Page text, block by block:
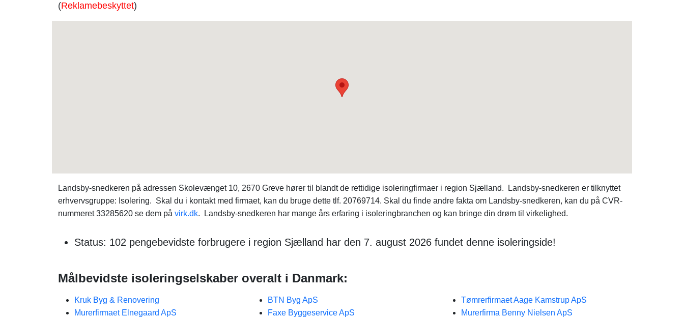
(Reklamebeskyttet)
Landsby-snedkeren på adressen Skolevænget 10, 2670 Greve hører til blandt de rettidige isoleringfirmaer i region Sjælland. Landsby-snedkeren er tilknyttet
erhvervsgruppe: Isolering. Skal du i kontakt med firmaet, kan du bruge dette tlf. 20769714. Skal du finde andre fakta om Landsby-snedkeren, kan du på CVR-
nummeret 33285620 se dem på virk.dk. Landsby-snedkeren har mange års erfaring i isoleringbranchen og kan bringe din drøm til virkelighed.
Status: 102 pengebevidste forbrugere i region Sjælland har den 7. august 2026 fundet denne isoleringside!
Målbevidste isoleringselskaber overalt i Danmark:
Kruk Byg & Renovering
Murerfirmaet Elnegaard ApS
BTN Byg ApS
Faxe Byggeservice ApS
Tømrerfirmaet Aage Kamstrup ApS
Murerfirma Benny Nielsen ApS